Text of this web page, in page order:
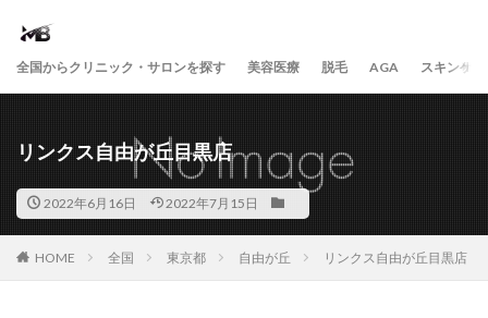
全国からクリニック・サロンを探す 美容医療 脱毛 AGA スキンケア
リンクス自由が丘目黒店
2022年6月16日 2022年7月15日
HOME 全国 東京都 自由が丘 リンクス自由が丘目黒店